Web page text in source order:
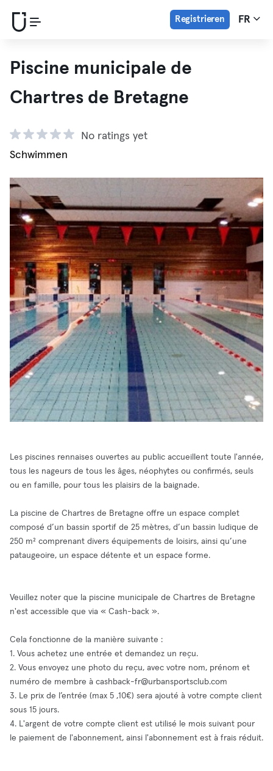
Registrieren FR
Piscine municipale de
Chartres de Bretagne
No ratings yet
Schwimmen
Les piscines rennaises ouvertes au public accueillent toute l'année,
tous les nageurs de tous les âges, néophytes ou confirmés, seuls
ou en famille, pour tous les plaisirs de la baignade.
La piscine de Chartres de Bretagne offre un espace complet
composé d’un bassin sportif de 25 mètres, d’un bassin ludique de
250 m² comprenant divers équipements de loisirs, ainsi qu’une
pataugeoire, un espace détente et un espace forme.
Veuillez noter que la piscine municipale de Chartres de Bretagne
n'est accessible que via « Cash-back ».
Cela fonctionne de la manière suivante :
1. Vous achetez une entrée et demandez un reçu.
2. Vous envoyez une photo du reçu, avec votre nom, prénom et
numéro de membre à cashback-fr@urbansportsclub.com
3. Le prix de l’entrée (max 5 ,10€) sera ajouté à votre compte client
sous 15 jours.
4. L'argent de votre compte client est utilisé le mois suivant pour
le paiement de l'abonnement, ainsi l'abonnement est à frais réduit.